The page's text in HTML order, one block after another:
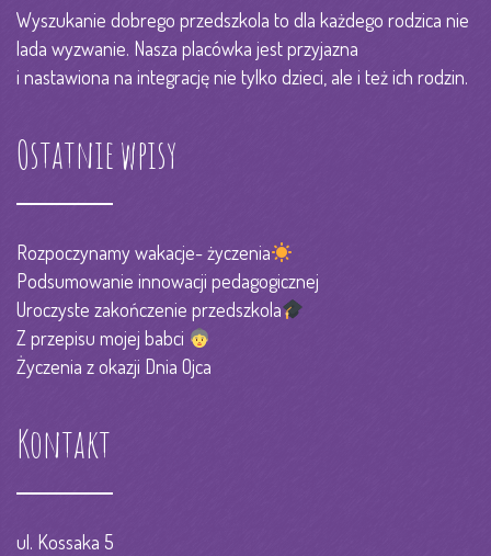
Wyszukanie dobrego przedszkola to dla każdego rodzica nie
lada wyzwanie. Nasza placówka jest przyjazna
i nastawiona na integrację nie tylko dzieci, ale i też ich rodzin.
Ostatnie wpisy
Rozpoczynamy wakacje- życzenia
Podsumowanie innowacji pedagogicznej
Uroczyste zakończenie przedszkola
Z przepisu mojej babci
Życzenia z okazji Dnia Ojca
Kontakt
ul. Kossaka 5